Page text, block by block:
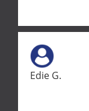
Edie G.